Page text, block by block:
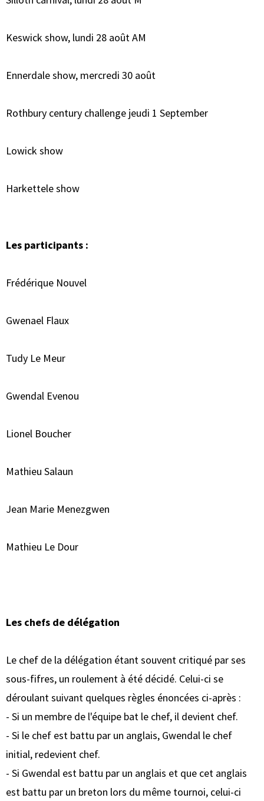
Keswick show, lundi 28 août AM
Ennerdale show, mercredi 30 août
Rothbury century challenge jeudi 1 September
Lowick show
Harkettele show
Les participants :
Frédérique Nouvel
Gwenael Flaux
Tudy Le Meur
Gwendal Evenou
Lionel Boucher
Mathieu Salaun
Jean Marie Menezgwen
Mathieu Le Dour
Les chefs de délégation
Le chef de la délégation étant souvent critiqué par ses
sous-fifres, un roulement à été décidé. Celui-ci se
déroulant suivant quelques règles énoncées ci-après :
- Si un membre de l'équipe bat le chef, il devient chef.
- Si le chef est battu par un anglais, Gwendal le chef
initial, redevient chef.
- Si Gwendal est battu par un anglais et que cet anglais
est battu par un breton lors du même tournoi, celui-ci